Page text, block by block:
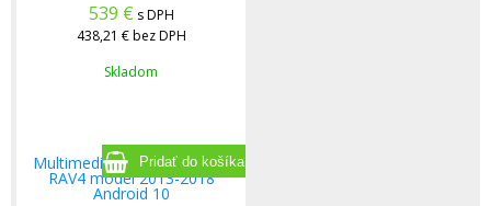
539 € s DPH
438,21 € bez DPH
Skladom
Multimediálne radio Toyota
RAV4 model 2013-2018
Android 10